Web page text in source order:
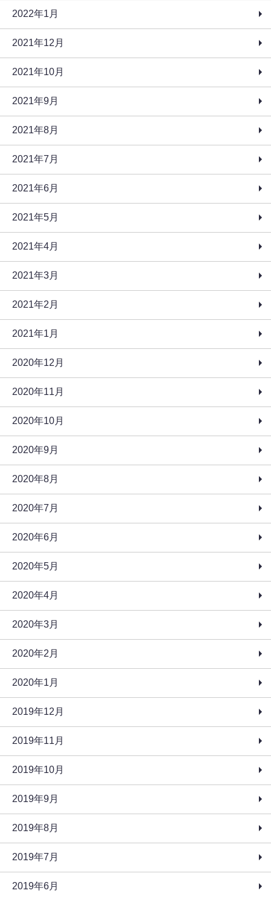
2022年1月
2021年12月
2021年10月
2021年9月
2021年8月
2021年7月
2021年6月
2021年5月
2021年4月
2021年3月
2021年2月
2021年1月
2020年12月
2020年11月
2020年10月
2020年9月
2020年8月
2020年7月
2020年6月
2020年5月
2020年4月
2020年3月
2020年2月
2020年1月
2019年12月
2019年11月
2019年10月
2019年9月
2019年8月
2019年7月
2019年6月